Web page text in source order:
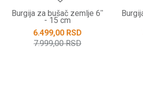
Burgija za bušač zemlje 6ʺ
- 15 cm
6.499,00 RSD
7.999,00RSD